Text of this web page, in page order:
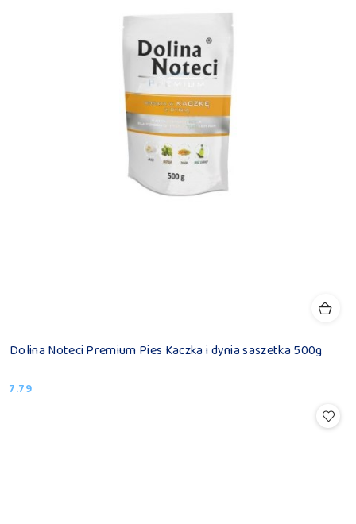
Dolina Noteci Premium Pies Kaczka i dynia saszetka 500g
Cena:
7.79